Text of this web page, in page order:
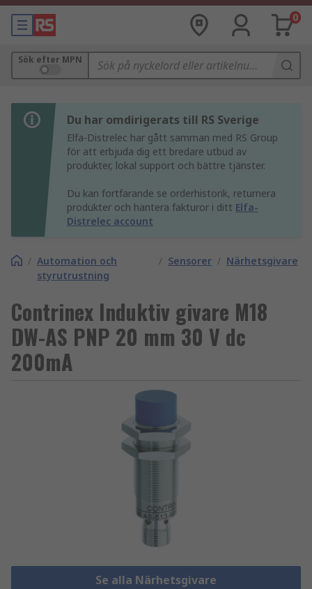
0
Sök efter MPN
Du har omdirigerats till RS Sverige
Elfa-Distrelec har gått samman med RS Group
för att erbjuda dig ett bredare utbud av
produkter, lokal support och bättre tjänster.
Du kan fortfarande se orderhistorik, returnera
produkter och hantera fakturor i ditt Elfa-
Distrelec account
/ Automation och
styrutrustning
/ Sensorer / Närhetsgivare
Contrinex Induktiv givare M18
DW-AS PNP 20 mm 30 V dc
200mA
Se alla Närhetsgivare